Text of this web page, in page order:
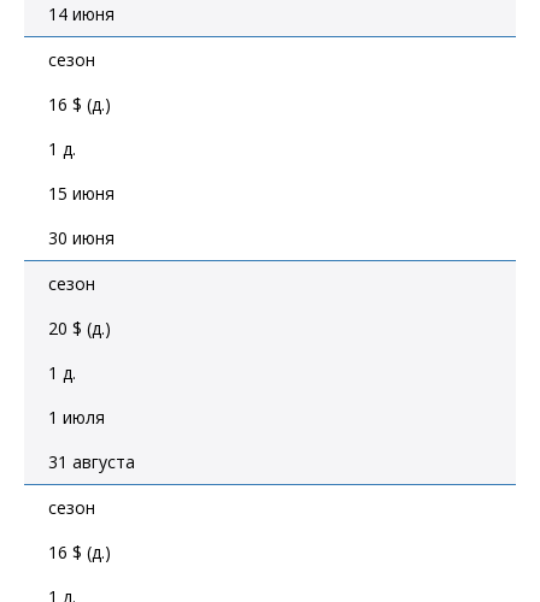
14 июня
сезон
16 $ (д.)
1 д.
15 июня
30 июня
сезон
20 $ (д.)
1 д.
1 июля
31 августа
сезон
16 $ (д.)
1 д.